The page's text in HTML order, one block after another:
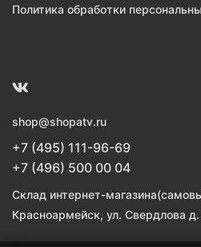
Политика обработки
shop@shopatv.ru
+7 (495) 111-96-69
+7 (496) 500 00 04
Склад интернет-
Красноармейск, ул. Свердлова